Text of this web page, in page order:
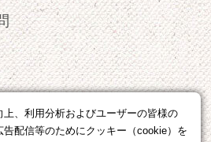
、利用分析およびユーザーの皆様の
配信等のためにクッキー（cookie）を